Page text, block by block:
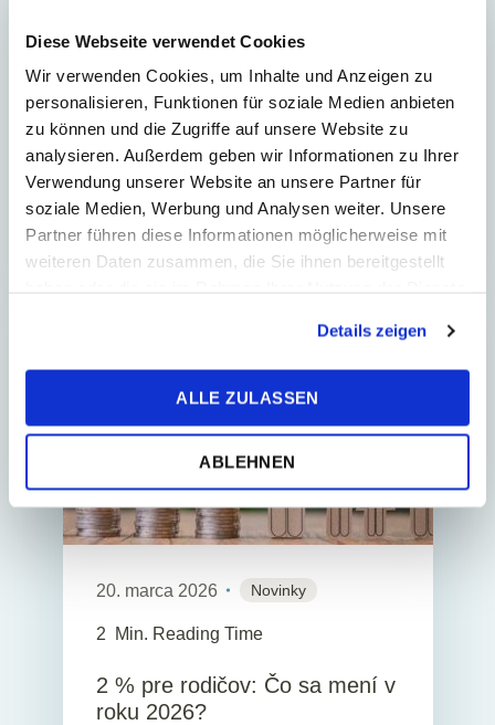
Diese Webseite verwendet Cookies
Wir verwenden Cookies, um Inhalte und Anzeigen zu
personalisieren, Funktionen für soziale Medien anbieten
zu können und die Zugriffe auf unsere Website zu
analysieren. Außerdem geben wir Informationen zu Ihrer
Verwendung unserer Website an unsere Partner für
soziale Medien, Werbung und Analysen weiter. Unsere
Partner führen diese Informationen möglicherweise mit
weiteren Daten zusammen, die Sie ihnen bereitgestellt
Details zeigen
ALLE ZULASSEN
ABLEHNEN
legislatívna zmena posúva
Povinnosť predávajúceho umožniť
zákazníkom bezhotovostnú platbu pri
úhrade nad 1 euro sa posúva
na 1.5.2026. Pôvodne mala byť táto
povinnosť zavedená od 1.3....
20. marca 2026 Novinky
2 Min. Reading Time
2 % pre rodičov: Čo sa mení v
roku 2026?